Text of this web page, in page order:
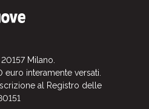
Milano.
interamente versati.
al Registro delle